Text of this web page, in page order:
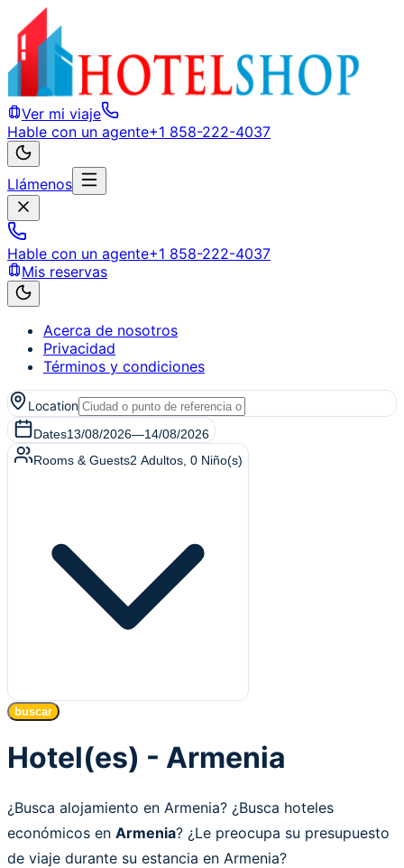
Ver mi viaje
Hable con un agente+1 858-222-4037
Llámenos
Hable con un agente+1 858-222-4037
Mis reservas
Acerca de nosotros
Privacidad
Términos y condiciones
Location
Dates13/08/2026—14/08/2026
Rooms & Guests2 Adultos 0 Niño(s)
buscar
Hotel(es) - Armenia
¿Busca alojamiento en Armenia? ¿Busca hoteles
económicos en Armenia? ¿Le preocupa su presupuesto
de viaje durante su estancia en Armenia?